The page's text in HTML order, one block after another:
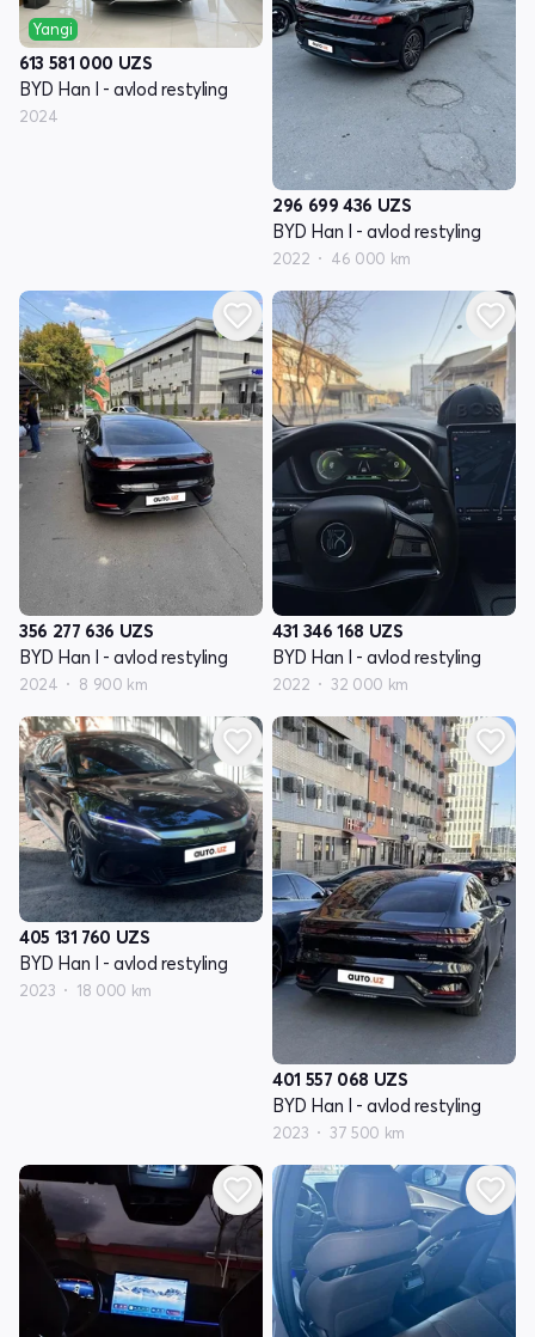
Yangi
613 581 000 UZS
BYD Han I - avlod restyling
2024
296 699 436 UZS
BYD Han I - avlod restyling
2022 46 000 km
356 277 636 UZS
BYD Han I - avlod restyling
2024 8 900 km
431 346 168 UZS
BYD Han I - avlod restyling
2022 32 000 km
405 131 760 UZS
BYD Han I - avlod restyling
2023 18 000 km
401 557 068 UZS
BYD Han I - avlod restyling
2023 37 500 km